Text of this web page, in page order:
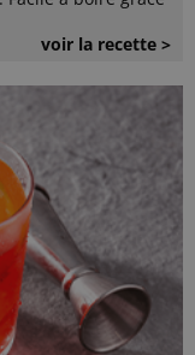
voir la recette >